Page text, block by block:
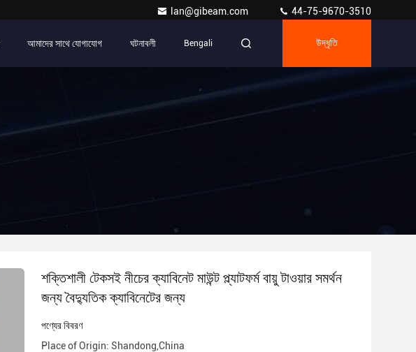
lan@gibeam.com 44-75-9670-3510
আমাদের সাথে যোগাযোগ ঘটনাবলী Bengali উদ্ধৃতি
শক্তিশালী টেকসই নীচের ক্যাবিনেট মাউন্ট প্ল্যাটফর্ম বায়ু টাওয়ার সমর্থন
জন্য বৈদ্যুতিক ক্যাবিনেটের জন্য
পণ্যের বিবরণ
Place of Origin: Shandong,China